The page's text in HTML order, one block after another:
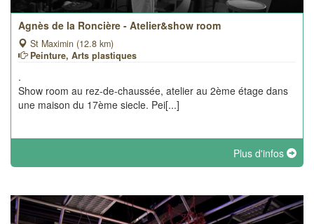
Agnès de la Roncière - Atelier&show room
St Maximin (12.8 km)
Peinture, Arts plastiques
.
Show room au rez-de-chaussée, atelier au 2ème étage dans
une maison du 17ème siecle. Pei[...]
Plus d'infos